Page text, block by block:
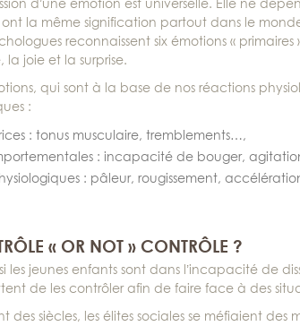
d’une émotion est universelle. Elle ne
ont la même signification partout dans le
reconnaissent six émotions «
la joie et la surprise.
qui sont à la base de nos réactions
:
: tonus musculaire, tremblements…,
: incapacité de bouger,
: pâleur, rougissement,
« OR NOT » CONTRÔLE ?
les jeunes enfants sont dans l’incapacité de
de les contrôler afin de faire face à des
des siècles, les élites sociales se méfiaient